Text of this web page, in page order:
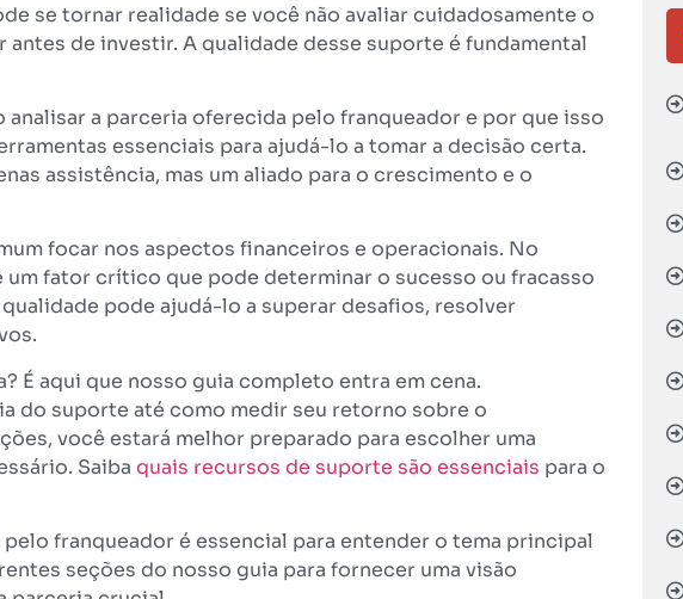
se tornar realidade se você não avaliar cuidadosamente o
de investir. A qualidade desse suporte é fundamental
a parceria oferecida pelo franqueador e por que isso
essenciais para ajudá-lo a tomar a decisão certa.
assistência, mas um aliado para o crescimento e o
focar nos aspectos financeiros e operacionais. No
fator crítico que pode determinar o sucesso ou fracasso
pode ajudá-lo a superar desafios, resolver
É aqui que nosso guia completo entra em cena.
do suporte até como medir seu retorno sobre o
você estará melhor preparado para escolher uma
Saiba quais recursos de suporte são essenciais para o
franqueador é essencial para entender o tema principal
seções do nosso guia para fornecer uma visão